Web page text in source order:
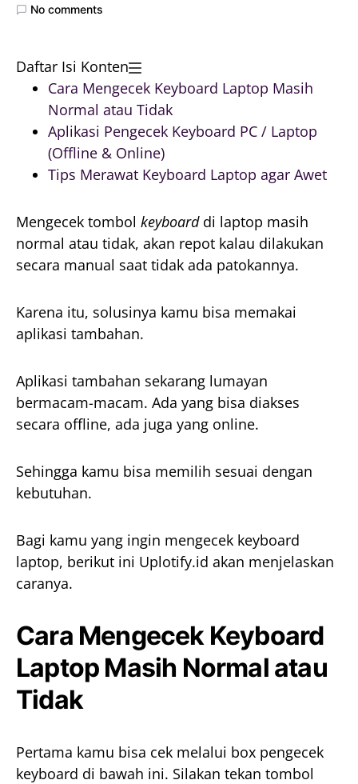
No comments
Daftar Isi Konten
Cara Mengecek Keyboard Laptop Masih
Normal atau Tidak
Aplikasi Pengecek Keyboard PC / Laptop
(Offline & Online)
Tips Merawat Keyboard Laptop agar Awet
Mengecek tombol keyboarddi laptop masih
normal atau tidak, akan repot kalau dilakukan
secara manual saat tidak ada patokannya.
Karena itu, solusinya kamu bisa memakai
aplikasi tambahan.
Aplikasi tambahan sekarang lumayan
bermacam-macam. Ada yang bisa diakses
secara offline, ada juga yang online.
Sehingga kamu bisa memilih sesuai dengan
kebutuhan.
Bagi kamu yang ingin mengecek keyboard
laptop, berikut ini Uplotify.id akan menjelaskan
caranya.
Cara Mengecek Keyboard
Laptop Masih Normal atau
Tidak
Pertama kamu bisa cek melalui box pengecek
keyboard di bawah ini. Silakan tekan tombol